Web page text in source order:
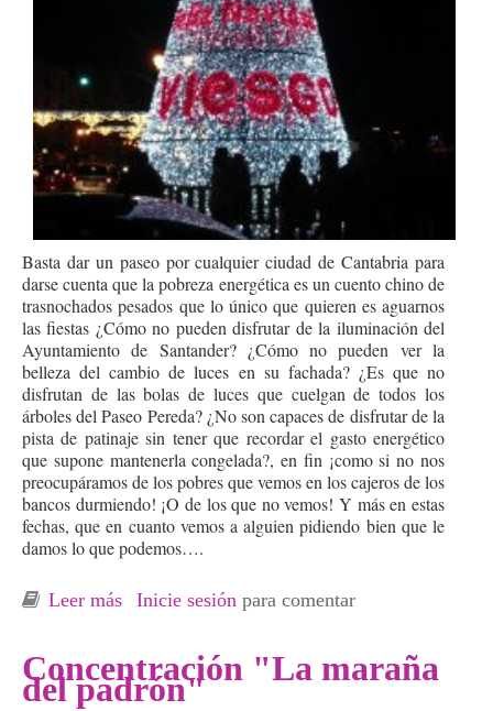
Basta dar un paseo por cualquier ciudad de Cantabria para
darse cuenta que la pobreza energética es un cuento chino de
trasnochados pesados que lo único que quieren es aguarnos
las fiestas ¿Cómo no pueden disfrutar de la iluminación del
Ayuntamiento de Santander? ¿Cómo no pueden ver la
belleza del cambio de luces en su fachada? ¿Es que no
disfrutan de las bolas de luces que cuelgan de todos los
árboles del Paseo Pereda? ¿No son capaces de disfrutar de la
pista de patinaje sin tener que recordar el gasto energético
que supone mantenerla congelada?, en fin ¡como si no nos
preocupáramos de los pobres que vemos en los cajeros de los
bancos durmiendo! ¡O de los que no vemos! Y más en estas
fechas, que en cuanto vemos a alguien pidiendo bien que le
damos lo que podemos….
Leer más sobre ¿Pobreza energética?
Inicie sesión para comentar
Concentración "La maraña
del padrón"